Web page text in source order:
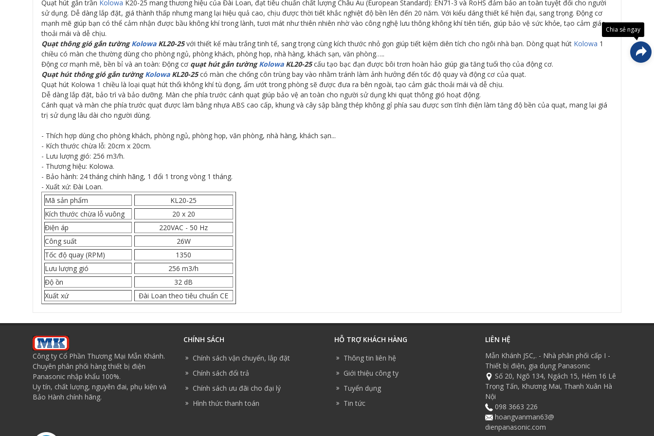
Quạt hút gắn trần Kolowa K20-25 mang thương hiệu của Đài Loan, đạt tiêu chuẩn chất lượng Châu Âu (European Standard): EN71-3 và RoHS đảm bảo an toàn tuyệt đối cho người
sử dụng. Dễ dàng lắp đặt, giá thành thấp nhưng mang lại hiệu quả cao, chịu được thời tiết khắc nghiệt độ bền lên đến 20 năm. Với kiểu dáng thiết kế hiện đại, sang trọng. Động cơ
mạnh mẽ giúp bạn có thể cảm nhận được bầu không khí trong lành, tươi mát như thiên nhiên nhờ vào công nghệ lưu thông không khí tiên tiến, giúp bảo vệ sức khỏe, tạo cảm giác
thoải mái và dễ chịu.
Quạt thông gió gắn tườngKolowaKL20-25với thiết kế màu trắng tinh tế, sang trọng cùng kích thước nhỏ gọn giúp tiết kiệm diên tích cho ngôi nhà bạn. Dòng quạt hút Kolowa 1
chiều có màn che thường dùng cho phòng ngủ, phòng khách, phòng họp, nhà hàng, khách sạn, văn phòng…..
Động cơ mạnh mẽ, bền bỉ và an toàn: Động cơ quạt hút gắn tườngKolowaKL20-25cấu tạo bạc đạn được bôi trơn hoàn hảo giúp gia tăng tuổi thọ của động cơ.
Quạt hút thông gió gắn tườngKolowaKL20-25có màn che chống côn trùng bay vào nhằm tránh làm ảnh hưởng đến tốc độ quay và động cơ của quạt.
Quạt hút Kolowa 1 chiều là loại quạt hút thổi không khí tù đọng, ẩm ướt trong phòng sẽ được đưa ra bên ngoài, tạo cảm giác thoải mái và dễ chịu.
Dễ dàng lắp đặt, bảo trì và bảo dưỡng. Màn che phía trước cánh quạt giúp bảo vệ an toàn cho người sử dụng khi quạt thông gió hoạt động.
Cánh quạt và màn che phía trước quạt được làm bằng nhựa ABS cao cấp, khung và cây sập bằng thép không gỉ phía sau được sơn tĩnh điện làm tăng độ bền của quạt, mang lại giá
trị sử dụng lâu dài cho người dùng.
- Thích hợp dùng cho phòng khách, phòng ngủ, phòng họp, văn phòng, nhà hàng, khách sạn...
- Kích thước chừa lỗ: 20cm x 20cm.
- Lưu lượng gió: 256 m3/h.
- Thương hiệu: Kolowa.
- Bảo hành: 24 tháng chính hãng, 1 đổi 1 trong vòng 1 tháng.
- Xuất xứ: Đài Loan.
Mã sản phẩm
KL20-25
Kích thước chừa lỗ vuông
20 x 20
Điện áp
220VAC - 50 Hz
Công suất
26W
Tốc độ quay (RPM)
1350
Lưu lượng gió
256 m3/h
Độ ồn
32 dB
Xuất xứ
Đài Loan theo tiêu chuẩn CE
Công ty Cổ Phần Thương Mại Mẫn Khánh.
Chuyên phân phối hàng thiết bị điện
Panasonic nhập khẩu 100%.
Uy tín, chất lượng, nguyên đai, phụ kiện và
Bảo Hành chính hãng.
CHÍNH SÁCH
Chính sách vận chuyển, lắp đặt
Chính sách đổi trả
Chính sách ưu đãi cho đại lý
Hình thức thanh toán
HỖ TRỢ KHÁCH HÀNG
Thông tin liên hệ
Giới thiệu công ty
Tuyển dụng
Tin tức
LIÊN HỆ
Mẫn Khánh JSC,. - Nhà phân phối cấp I -
Thiết bị điện, gia dụng Panasonic
Số 20, Ngõ 134, Ngách 15, Hẻm 16 Lê
Trọng Tấn, Khương Mai, Thanh Xuân Hà
Nội
098 3663 226
hoangvanman63@
dienpanasonic.com
trải
phát
triển
bởi
EGANY
Chia sẻ ngay